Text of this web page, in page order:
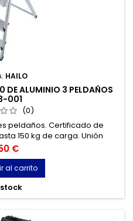
HAILO
DE ALUMINIO 3 PELDAÑOS
001
(0)
peldaños. Certificado de
150 kg de carga. Unión
remachado high-tech. Tacos
€
al carrito
stock